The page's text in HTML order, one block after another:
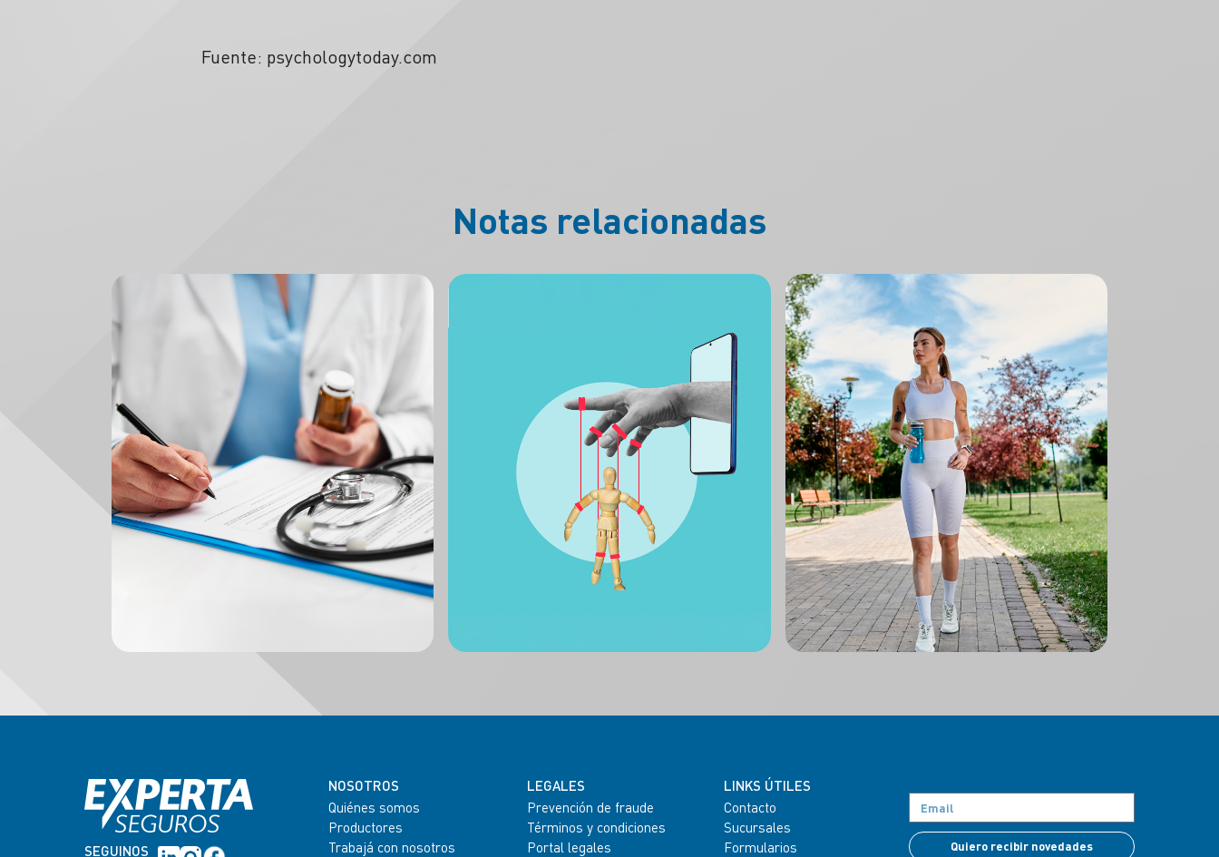
Fuente: psychologytoday.com
Notas relacionadas
SEGUINOS
NOSOTROS
Quiénes somos
Productores
Trabajá con nosotros
LEGALES
Prevención de fraude
Términos y condiciones
Portal legales
LINKS ÚTILES
Contacto
Sucursales
Formularios
Quiero recibir novedades